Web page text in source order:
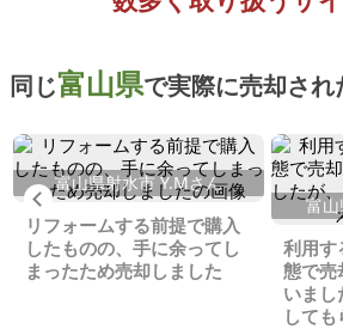
同じ富山県で実際に売却され
Previous
富山県射水市 Y.Mさん
リフォームする前提で購入
したものの、手に余ってし
まったため売却しました
富
利用す
態で売
いまし
して